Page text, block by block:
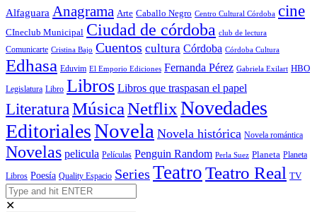
Alfaguara Anagrama Arte Caballo Negro Centro Cultural Córdoba cine
CIneclub Municipal Ciudad de córdoba club de lectura
Comunicarte Cristina Bajo Cuentos cultura Córdoba Córdoba Cultura
Edhasa Eduvim El Emporio Ediciones Fernanda Pérez Gabriela Exilart HBO
Legislatura Libro Libros Libros que traspasan el papel
LiteraturaMúsicaNetflixNovedades
EditorialesNovela Novela histórica Novela romántica
Novelas pelicula Películas Penguin Random Perla Suez Planeta Planeta
Libros Poesía Quality Espacio Series TeatroTeatro Real TV
✕